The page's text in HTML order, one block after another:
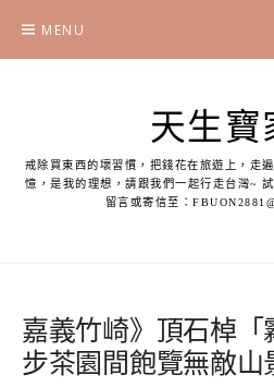
content
MENU
天生寶
戒除買東西的壞習慣，把錢花在旅遊上，走
憶，是我的理想，請跟我們一起行走台灣~
留言或寄信至：
嘉義竹崎》頂石棹「
步茶園間飽覽無敵山